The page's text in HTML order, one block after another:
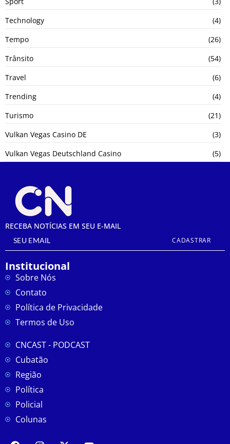
Technology
(4)
Tempo
(26)
Trânsito
(54)
Travel
(6)
Trending
(4)
Turismo
(21)
Vulkan Vegas Casino DE
(3)
Vulkan Vegas Deutschland Casino
(5)
RECEBA NOTÍCIAS EM SEU E-MAIL
CADASTRAR
Institucional
Sobre Nós
Contato
Política de Privacidade
Termos de Uso
CNCAST - PODCAST
Cubatão
Região
Política
Policial
Colunas